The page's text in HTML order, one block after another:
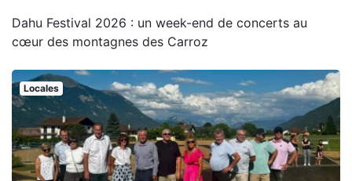
Dahu Festival 2026 : un week-end de concerts au
cœur des montagnes des Carroz
Locales